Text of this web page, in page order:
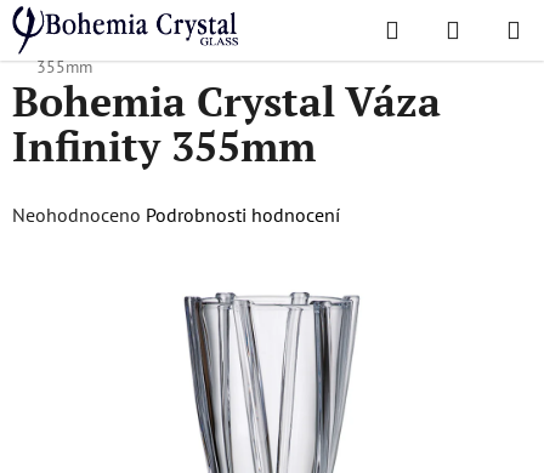
Přejít
na
obsah
Hledat
KOŠÍK
Domů
/ Oblíbené kolekce / Infinity
Bohemia Crystal Váza Infinity
355mm
Bohemia Crystal Váza
Infinity 355mm
Průměrné
Neohodnoceno Podrobnosti hodnocení